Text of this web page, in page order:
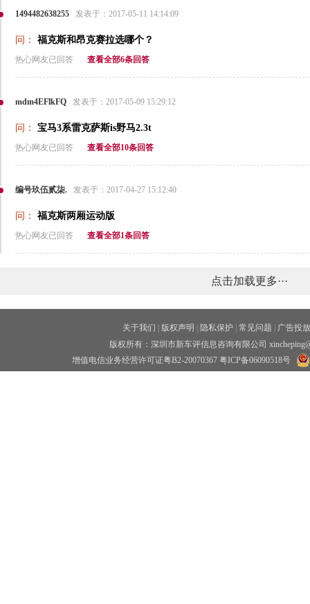
1494482638255 发表于：2017-05-11 14:14:09
问： 福克斯和昂克赛拉选哪个？
热心网友已回答 查看全部6条回答
mdm4EFlkFQ 发表于：2017-05-09 15:29:12
问： 宝马3系雷克萨斯is野马2.3t
热心网友已回答 查看全部10条回答
编号玖伍贰柒. 发表于：2017-04-27 15:12:40
问： 福克斯两厢运动版
热心网友已回答 查看全部1条回答
点击加载更多···
关于我们 版权声明 隐私保护 常见问题
广告投放
版权所有：深圳市新车评信息咨询有限公司
增值电信业务经营许可证粤B2-20070367 粤ICP备06090518号